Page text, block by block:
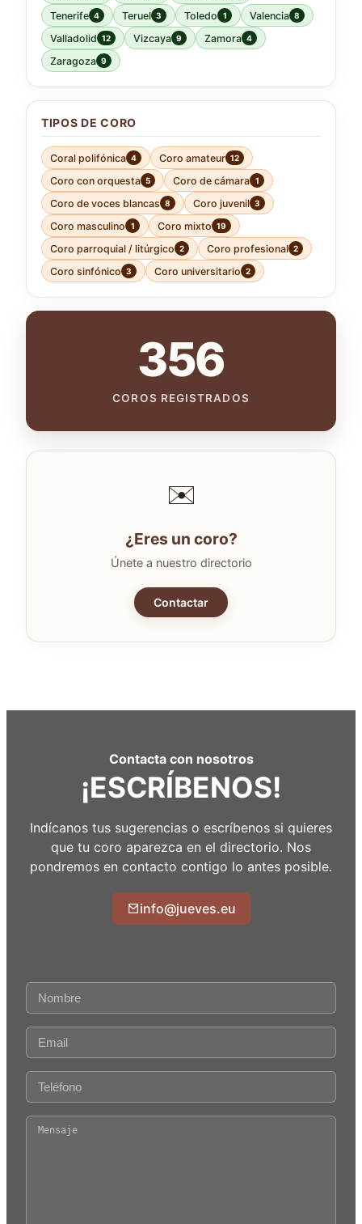
Tenerife 4 Teruel 3 Toledo 1 Valencia 8
Valladolid 12 Vizcaya 9 Zamora 4
Zaragoza 9
TIPOS DE CORO
Coral polifónica 4 Coro amateur 12
Coro con orquesta 5 Coro de cámara 1
Coro de voces blancas 8 Coro juvenil 3
Coro masculino 1 Coro mixto 19
Coro parroquial / litúrgico 2 Coro profesional 2
Coro sinfónico 3 Coro universitario 2
356
COROS REGISTRADOS
✉️
¿Eres un coro?
Únete a nuestro directorio
Contactar
Contacta con nosotros
¡ESCRÍBENOS!
Indícanos tus sugerencias o escríbenos si quieres
que tu coro aparezca en el directorio. Nos
pondremos en contacto contigo lo antes posible.
info@jueves.eu